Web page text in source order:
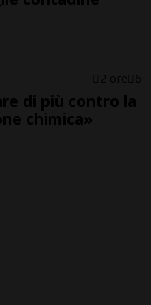
2 ore 6
di più contro la
chimica»